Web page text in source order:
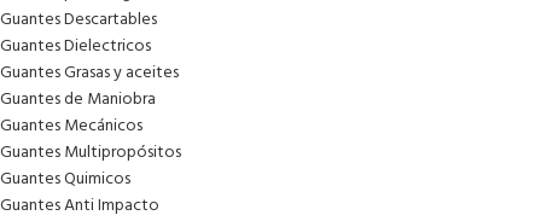
Guantes Descartables
Guantes Dielectricos
Guantes Grasas y aceites
Guantes de Maniobra
Guantes Mecánicos
Guantes Multipropósitos
Guantes Quimicos
Guantes Anti Impacto